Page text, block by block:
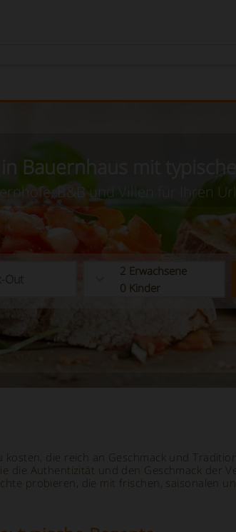
Bauernhaus mit
B&B und Villen für Ihren
2 Erwachsene
0 Kinder
die reich an Geschmack und
Authentizität und den Geschmack der
probieren, die mit frischen, saisonalen